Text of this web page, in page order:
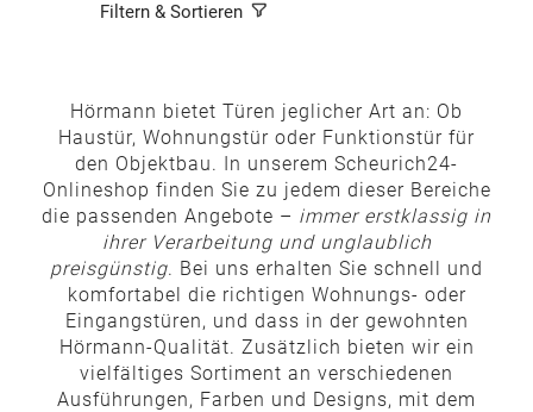
Filtern & Sortieren
Hörmann bietet Türen jeglicher Art an: Ob
Haustür, Wohnungstür oder Funktionstür für
den Objektbau. In unserem Scheurich24-
Onlineshop finden Sie zu jedem dieser Bereiche
die passenden Angebote – immer erstklassig in
ihrer Verarbeitung und unglaublich
preisgünstig. Bei uns erhalten Sie schnell und
komfortabel die richtigen Wohnungs- oder
Eingangstüren, und dass in der gewohnten
Hörmann-Qualität. Zusätzlich bieten wir ein
vielfältiges Sortiment an verschiedenen
Ausführungen, Farben und Designs, mit dem